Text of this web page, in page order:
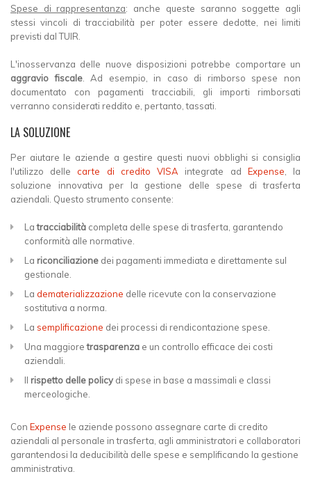
Spese di rappresentanza: anche queste saranno soggette agli
stessi vincoli di tracciabilità per poter essere dedotte, nei limiti
previsti dal TUIR.
L'inosservanza delle nuove disposizioni potrebbe comportare un
aggravio fiscale. Ad esempio, in caso di rimborso spese non
documentato con pagamenti tracciabili, gli importi rimborsati
verranno considerati reddito e, pertanto, tassati.
LA SOLUZIONE
Per aiutare le aziende a gestire questi nuovi obblighi si consiglia
l'utilizzo dellecarte di credito VISA integrate ad Expense , la
soluzione innovativa per la gestione delle spese di trasferta
aziendali. Questo strumento consente:
Latracciabilità completa delle spese di trasferta, garantendo
conformità alle normative.
La riconciliazione dei pagamenti immediata e direttamente sul
gestionale.
La dematerializzazione delle ricevute con la conservazione
sostitutiva a norma.
La semplificazione dei processi di rendicontazione spese.
Una maggioretrasparenza e un controllo efficace dei costi
aziendali.
Il rispetto delle policydi spese in base a massimali e classi
merceologiche.
Con Expense le aziende possono assegnare carte di credito
aziendali al personale in trasferta, agli amministratori e collaboratori
garantendosi la deducibilità delle spese e semplificando la gestione
amministrativa.